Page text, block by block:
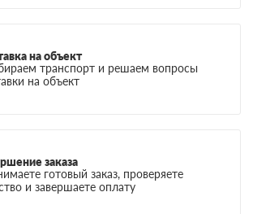
на объект
транспорт и решаем вопросы
на объект
заказа
готовый заказ, проверяете
и завершаете оплату